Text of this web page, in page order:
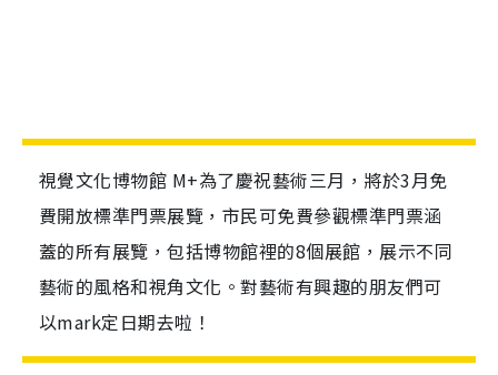
視覺文化博物館 M+為了慶祝藝術三月，將於3月免
費開放標準門票展覽，市民可免費參觀標準門票涵
蓋的所有展覽，包括博物館裡的8個展館，展示不同
藝術的風格和視角文化。對藝術有興趣的朋友們可
以mark定日期去啦！